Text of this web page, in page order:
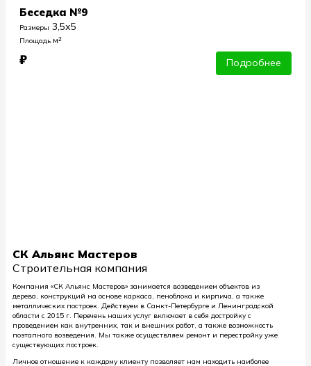
Беседка №9
Размеры 3,5х5
Площадь м²
₽ Подробнее
СК Альянс Мастеров
Строительная компания
Компания «СК Альянс Мастеров» занимается возведением объектов из
дерева, конструкций на основе каркаса, пеноблока и кирпича, а также
металлических построек. Действуем в Санкт-Петербурге и Ленинградской
области с 2015 г. Перечень наших услуг включает в себя достройку с
проведением как внутренних, так и внешних работ, а также возможность
поэтапного возведения. Мы также осуществляем ремонт и перестройку уже
существующих построек.
Личное отношение к каждому клиенту позволяет нам находить наиболее